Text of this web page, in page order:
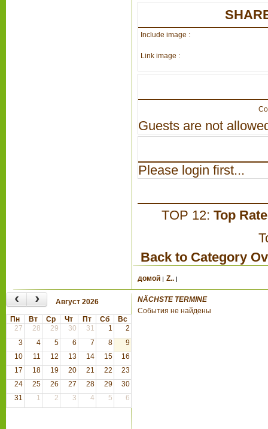
Include image :
Link image :
Guests are not
Please login first...
TOP 12: Top
Back to Category
домой Z..
‹ › Август 2026
Пн Вт Ср Чт Пт Сб
Вс
27
28 29 30 31 1
2
3
4 5 6 7 8
9
10
11 12 13 14 15
16
17
18 19 20 21 22
23
24
25 26 27 28 29
30
31
1 2 3 4 5 6
NÄCHSTE TERMINE
События не найдены